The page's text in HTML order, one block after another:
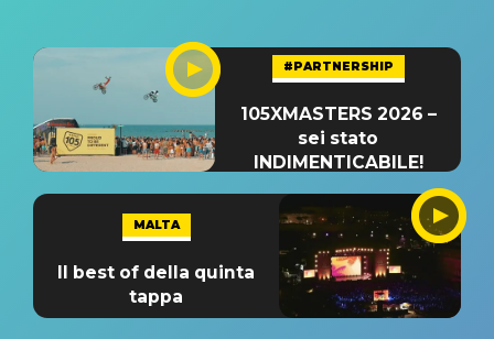
#PARTNERSHIP
105XMASTERS 2026 –
sei stato
INDIMENTICABILE!
MALTA
Il best of della quinta
tappa